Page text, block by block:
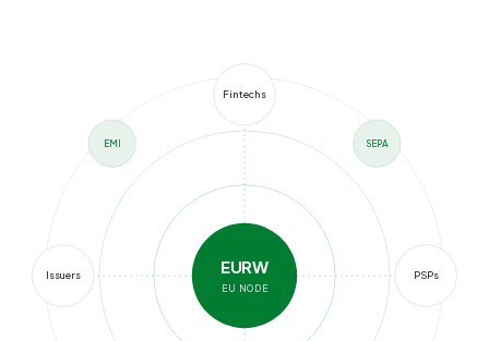
EURW
EU NODE
Fintechs
PSPs
Issuers
SEPA
EMI